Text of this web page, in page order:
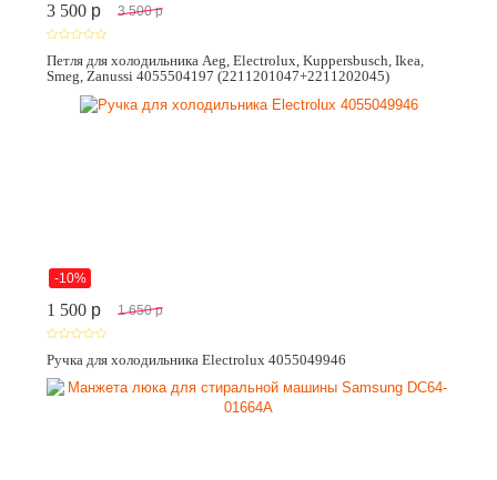
3 500 p 3 500 p
Петля для холодильника Aeg, Electrolux, Kuppersbusch, Ikea,
Smeg, Zanussi 4055504197 (2211201047+2211202045)
-10%
1 500 p 1 650 p
Ручка для холодильника Electrolux 4055049946